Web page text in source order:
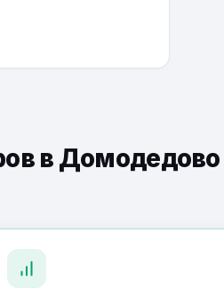
в Домодедово